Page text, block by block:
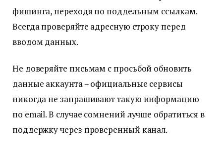
фишинга, переходя по поддельным ссылкам.
Всегда проверяйте адресную строку перед
вводом данных.
Не доверяйте письмам с просьбой обновить
данные аккаунта – официальные сервисы
никогда не запрашивают такую информацию
по email. В случае сомнений лучше обратиться в
поддержку через проверенный канал.